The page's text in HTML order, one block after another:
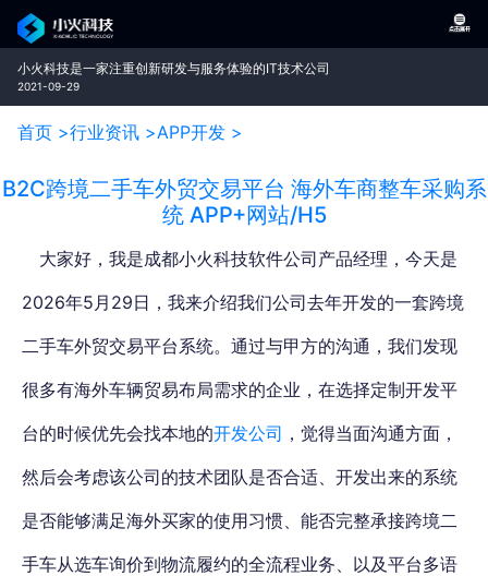
小火科技是一家注重创新研发与服务体验的IT技术公司
2021-09-29
首页 >行业资讯 >APP开发 >
B2C跨境二手车外贸交易平台 海外车商整车采购系
统 APP+网站/H5
大家好，我是成都小火科技软件公司产品经理，今天是
2026年5月29日，我来介绍我们公司去年开发的一套跨境
二手车外贸交易平台系统。通过与甲方的沟通，我们发现
很多有海外车辆贸易布局需求的企业，在选择定制开发平
台的时候优先会找本地的开发公司 ，觉得当面沟通方面，
然后会考虑该公司的技术团队是否合适、开发出来的系统
是否能够满足海外买家的使用习惯、能否完整承接跨境二
手车从选车询价到物流履约的全流程业务、以及平台多语